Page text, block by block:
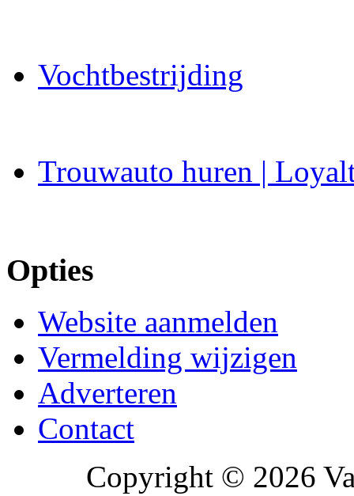
Vochtbestrijding
Trouwauto huren |
Opties
Website aanmelden
Vermelding wijzigen
Adverteren
Contact
Copyright © 2026